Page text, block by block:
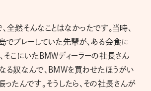
全然そんなことはなかったです。当時、
でプレーしていた先輩が、ある会食に
そこにいたBMWディーラーの社長さん
る奴なんで、BMWを買わせたほうがい
ったんです。そうしたら、その社長さんが